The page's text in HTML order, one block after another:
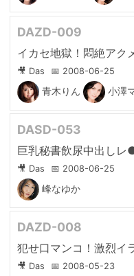
DAZD-009
イカセ地獄！悶絶アク
🎥 Das 📅 2008-06-25
青木りん 小澤
DASD-053
巨乳秘書飲尿中出しレ
🎥 Das 📅 2008-06-25
峰なゆか
DAZD-008
犯せ口マンコ！激烈イ
🎥 Das 📅 2008-05-23